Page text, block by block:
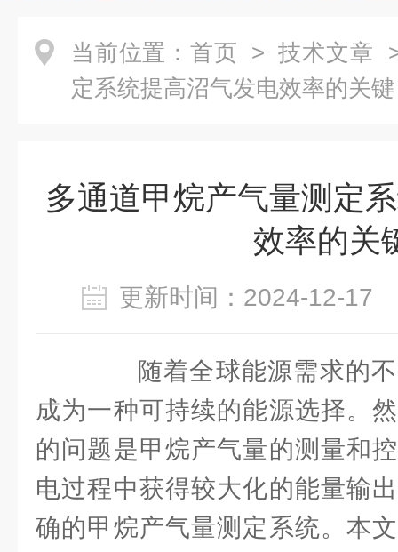
当前位置： 首页 > 技术文章
定系统提高沼气发电效率的关键
多通道甲烷产气量测定
效率的关
更新时间：2024-12-
随着全球能源需求的不
成为一种可持续的能源选择。
的问题是甲烷产气量的测量和
电过程中获得较大化的能量输
确的甲烷产气量测定系统。本